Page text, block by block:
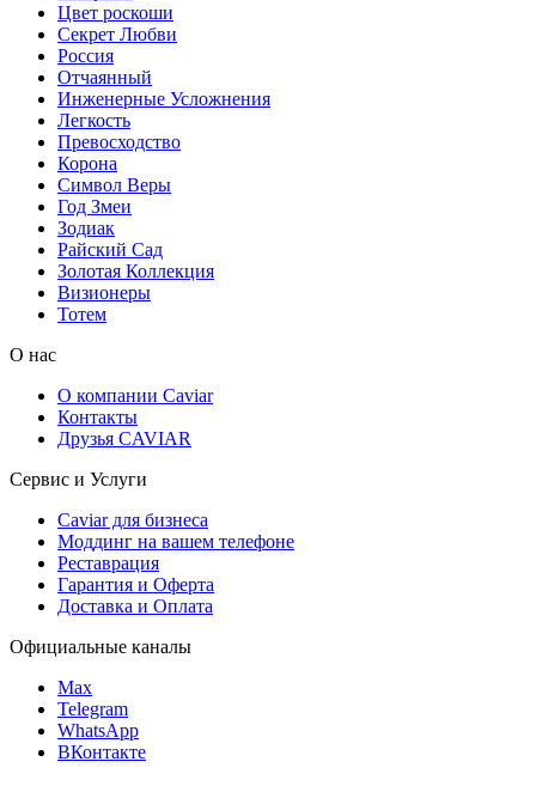
Цвет роскоши
Секрет Любви
Россия
Отчаянный
Инженерные Усложнения
Легкость
Превосходство
Корона
Символ Веры
Год Змеи
Зодиак
Райский Сад
Золотая Коллекция
Визионеры
Тотем
О нас
О компании Caviar
Контакты
Друзья CAVIAR
Сервис и Услуги
Caviar для бизнеса
Моддинг на вашем телефоне
Реставрация
Гарантия и Оферта
Доставка и Оплата
Официальные каналы
Max
Telegram
WhatsApp
ВКонтакте